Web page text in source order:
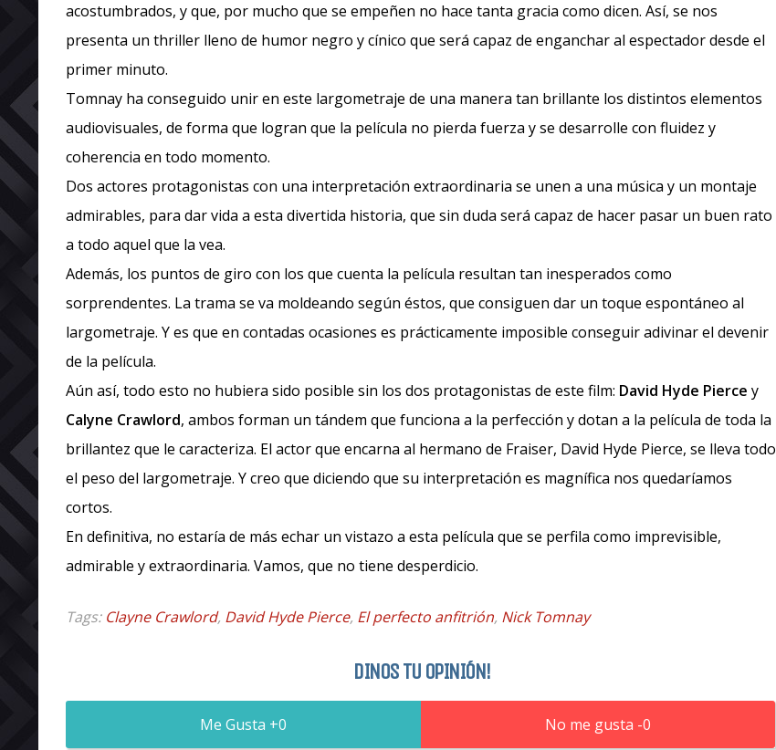
acostumbrados, y que, por mucho que se empeñen no hace tanta gracia como dicen. Así, se nos
presenta un thriller lleno de humor negro y cínico que será capaz de enganchar al espectador desde el
primer minuto.
Tomnay ha conseguido unir en este largometraje de una manera tan brillante los distintos elementos
audiovisuales, de forma que logran que la película no pierda fuerza y se desarrolle con fluidez y
coherencia en todo momento.
Dos actores protagonistas con una interpretación extraordinaria se unen a una música y un montaje
admirables, para dar vida a esta divertida historia, que sin duda será capaz de hacer pasar un buen rato
a todo aquel que la vea.
Además, los puntos de giro con los que cuenta la película resultan tan inesperados como
sorprendentes. La trama se va moldeando según éstos, que consiguen dar un toque espontáneo al
largometraje. Y es que en contadas ocasiones es prácticamente imposible conseguir adivinar el devenir
de la película.
Aún así, todo esto no hubiera sido posible sin los dos protagonistas de este film: David Hyde Pierce y
Calyne Crawlord, ambos forman un tándem que funciona a la perfección y dotan a la película de toda la
brillantez que le caracteriza. El actor que encarna al hermano de Fraiser, David Hyde Pierce, se lleva todo
el peso del largometraje. Y creo que diciendo que su interpretación es magnífica nos quedaríamos
cortos.
En definitiva, no estaría de más echar un vistazo a esta película que se perfila como imprevisible,
admirable y extraordinaria. Vamos, que no tiene desperdicio.
Tags: Clayne Crawlord, David Hyde Pierce, El perfecto anfitrión, Nick Tomnay
DINOS TU OPINIÓN!
0 0